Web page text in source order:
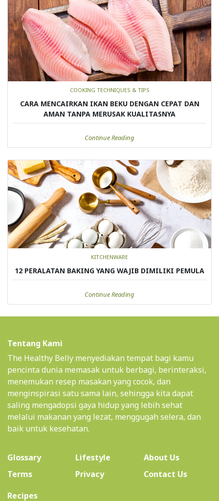
COOKING TECHNIQUES & TIPS
CARA MENCAIRKAN IKAN BEKU DENGAN CEPAT DAN
AMAN TANPA MERUSAK KUALITASNYA
Continue Reading
KITCHENWARE
12 PERALATAN BAKING YANG WAJIB DIMILIKI PEMULA
Continue Reading
Tentang Kami
The Healthy Belly menyediakan tempat bagi kamu
pencinta dunia memasak untuk berbagi, berinteraksi,
menemukan resep masakan yang cocok, dan
menginspirasi satu sama lain, sehingga kita dapat
saling mengadopsi gaya hidup yang lebih sehat
melalui makanan yang lezat, menggugah selera, dan
baik untuk kesehatan.
Glossary Lifestyle About Us(current)
Terms
Privacy
Contact Us
Recipes(current)